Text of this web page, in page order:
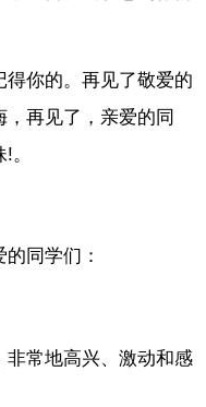
你的。再见了敬爱的
再见了，亲爱的同
。
同学们：
非常地高兴、激动和感